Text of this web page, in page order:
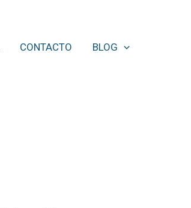
CONTACTO
BLOG